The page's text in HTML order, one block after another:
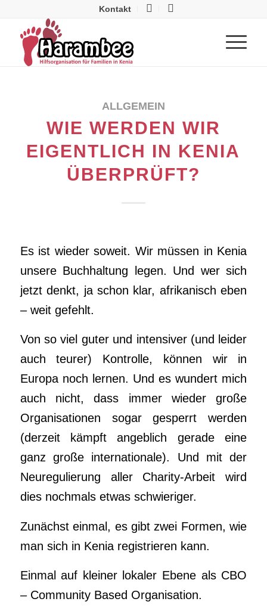
Kontakt
ALLGEMEIN
WIE WERDEN WIR
EIGENTLICH IN KENIA
ÜBERPRÜFT?
Es ist wieder soweit. Wir müssen in Kenia
unsere Buchhaltung legen. Und wer sich
jetzt denkt, ja schon klar, afrikanisch eben
– weit gefehlt.
Von so viel guter und intensiver (und leider
auch teurer) Kontrolle, können wir in
Europa noch lernen. Und es wundert mich
auch nicht, dass immer wieder große
Organisationen sogar gesperrt werden
(derzeit kämpft angeblich gerade eine
ganz große internationale). Und mit der
Neuregulierung aller Charity-Arbeit wird
dies nochmals etwas schwieriger.
Zunächst einmal, es gibt zwei Formen, wie
man sich in Kenia registrieren kann.
Einmal auf kleiner lokaler Ebene als CBO
– Community Based Organisation.